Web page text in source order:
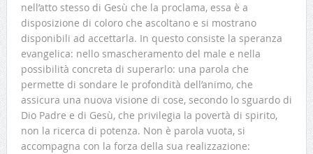
nell’atto stesso di Gesù che la proclama, essa è a
disposizione di coloro che ascoltano e si mostrano
disponibili ad accettarla. In questo consiste la speranza
evangelica: nello smascheramento del male e nella
possibilità concreta di superarlo: una parola che
permette di sondare le profondità dell’animo, che
assicura una nuova visione di cose, secondo lo sguardo di
Dio Padre e di Gesù, che privilegia la povertà di spirito,
non la ricerca di potenza. Non è parola vuota, si
accompagna con la forza della sua realizzazione: